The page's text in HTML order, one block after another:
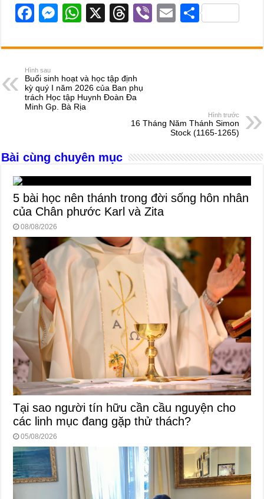
F
c
e
b
o
M
ss
n
g
W
at
A
p
X
T
e
d
s
Vi
er
E
ail
S
ar
Hình sau
Buổi sinh hoạt và học tập định
kỳ quý I năm 2026 của Ban phụ
trách Học tập Huynh Đoàn Đa
Minh Gp. Bà Rịa
Hình trước
16 Tháng Năm Thánh Simon
Stock (1165-1265)
Bài cùng chuyên mục
5 bài học nên thánh trong đời sống hôn nhân
của Chân phước Karl và Zita
08/08/2026
Tại sao người tín hữu cần cầu nguyện cho
các linh mục đang gặp thử thách?
05/08/2026